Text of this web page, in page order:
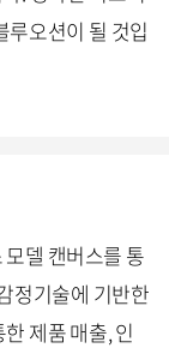
루오션이 될 것입
델 캔버스를 통
정기술에 기반한
제품 매출, 인